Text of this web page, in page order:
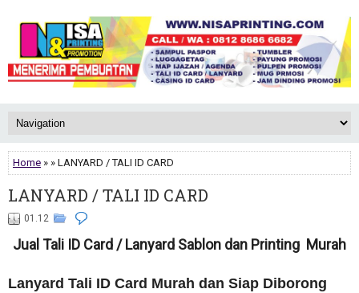
Home » » LANYARD / TALI ID CARD
LANYARD / TALI ID CARD
01.12
Jual Tali ID Card / Lanyard Sablon dan Printing Murah
Lanyard Tali ID Card Murah dan Siap Diborong